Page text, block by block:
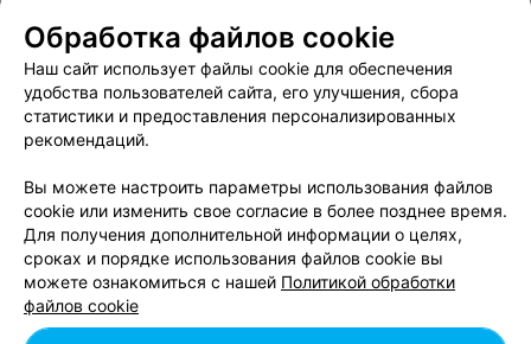
Лазерная косметология в Витебске
Лазерная шлифовка кожи лица в Витебске
Добавить компанию
Обработка файлов cookie
Наш сайт использует файлы cookie для обеспечения
удобства пользователей сайта, его улучшения, сбора
статистики и предоставления персонализированных
рекомендаций.
Вы можете настроить параметры использования файлов
cookie или изменить свое согласие в более позднее время.
Для получения дополнительной информации о целях,
сроках и порядке использования файлов cookie вы
можете ознакомиться с нашей Политикой обработки
файлов cookie